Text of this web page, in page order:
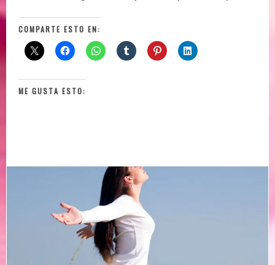
COMPARTE ESTO EN:
ME GUSTA ESTO: